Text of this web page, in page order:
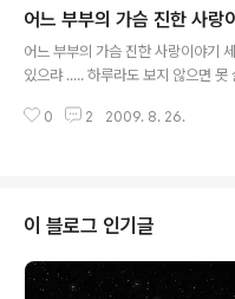
있고, 그 만큼의 사용자들이 존재하
만, 우선 저부터 메일과 블로그를 구
다는 것 만으로도... 이런 것을 인터
이 결론적으로 감시하려는 자에게 도
어느 부부의 가슴 진한 사랑
어느 부부의 가슴 진한 사랑이야기
있으랴 ..... 하루라도 보지 않으면
갑니다 근사해 보이는 다른 부부들
다시 시작하기 귀찮고 번거롭고 어
습니다 헤어지자 작정하고 아이들
엄마 아빠랑 같이 살겠..
0 2 2009. 8. 26.
이 블로그 인기글